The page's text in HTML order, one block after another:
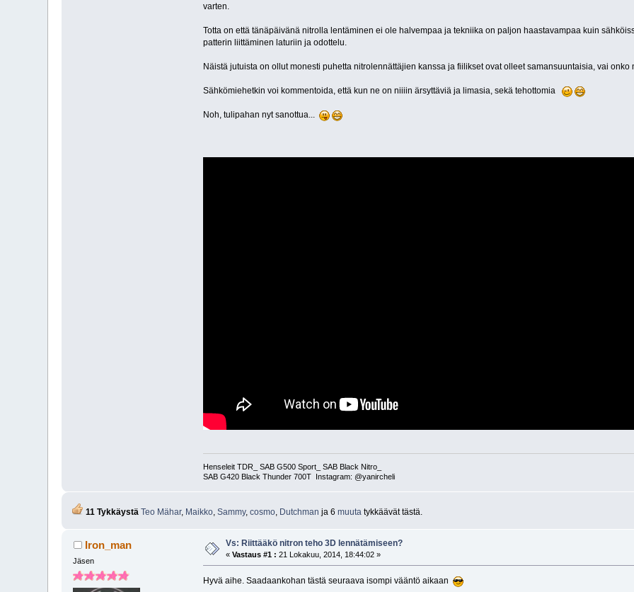
varten.
Totta on että tänäpäivänä nitrolla lentäminen ei ole halvempaa ja tekniika on paljon haastavampaa kuin
patterin liittäminen laturiin ja odottelu.
Näistä jutuista on ollut monesti puhetta nitrolennättäjien kanssa ja fiilikset ovat olleet samansuuntaisia, vai onko
Sähkömiehetkin voi kommentoida, että kun ne on niiiin ärsyttäviä ja limasia, sekä tehottomia
Noh, tulipahan nyt sanottua...
Henseleit TDR_ SAB G500 Sport_ SAB Black Nitro_
SAB G420 Black Thunder 700T Instagram: @yanircheli
11 Tykkäystä Teo Mähar, Maikko,Sammy,cosmo, Dutchman ja 6muuta tykkäävät tästä.
Iron_man
Jäsen
Vs: Riittääkö nitron teho 3D lennätämiseen?
«Vastaus #1 : 21 Lokakuu, 2014, 18:44:02 »
Hyvä aihe. Saadaankohan tästä seuraava isompi vääntö aikaan